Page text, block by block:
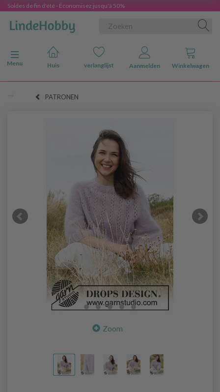
Soldes de fin d'été - Économisez jusqu'à 50%
Navigatie in-/uitschakelen
Menu
Huis verlanglijst Aanmelden Winkelwagen
PATRONEN
Zoom